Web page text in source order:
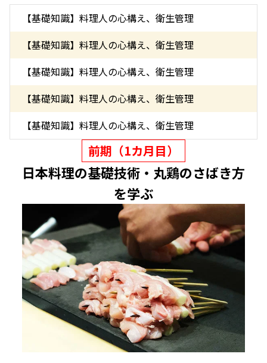
【基礎知識】料理人の心構え、衛生管理
【基礎知識】料理人の心構え、衛生管理
【基礎知識】料理人の心構え、衛生管理
【基礎知識】料理人の心構え、衛生管理
【基礎知識】料理人の心構え、衛生管理
前期（1カ月目）
日本料理の基礎技術・丸鶏のさばき方
を学ぶ